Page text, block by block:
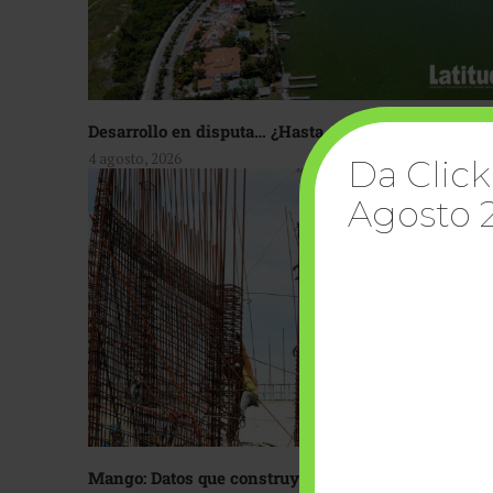
Desarrollo en disputa… ¿Hasta dónde crecer?
4 agosto, 2026
Mango: Datos que construyen confianza
Da
Agosto